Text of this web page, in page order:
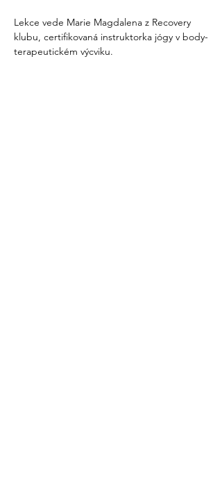
Lekce vede Marie Magdalena z Recovery
klubu, certifikovaná instruktorka jógy v body-
terapeutickém výcviku.